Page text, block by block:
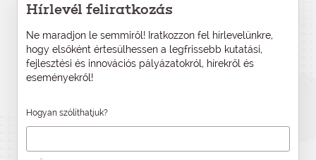
Hírlevél feliratkozás
Ne maradjon le semmiről! Iratkozzon fel hírlevelünkre,
hogy elsőként értesülhessen a legfrissebb kutatási,
fejlesztési és innovációs pályázatokról, hírekről és
eseményekről!
Hogyan szólíthatjuk?